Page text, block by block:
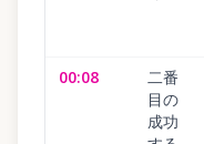
00:08
二番
目の
成功